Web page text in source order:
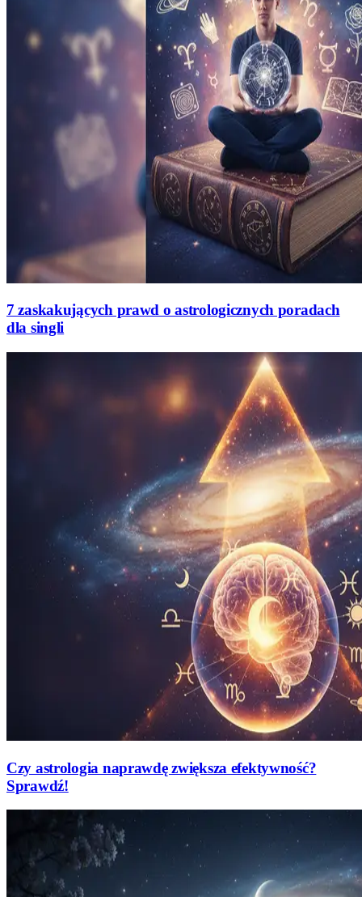
7 zaskakujących prawd o astrologicznych poradach
dla singli
Czy astrologia naprawdę zwiększa efektywność?
Sprawdź!